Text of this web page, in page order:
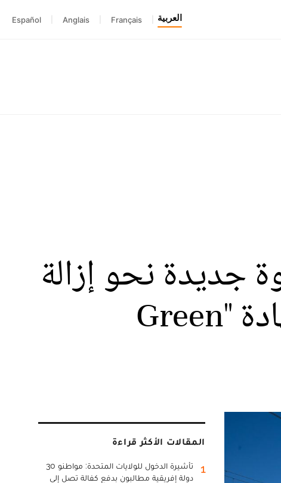
العربية Français
Anglais
Español
جديدة نحو إزالة
الكربون من المزيج الطاقي وتكريس شهادة "Green
المقالات الأكثر قراءة
1
تأشيرة الدخول للولايات المتحدة: مواطنو 30
دولة إفريقية مطالبون بدفع كفالة تصل إلى